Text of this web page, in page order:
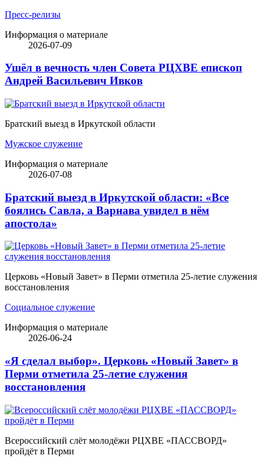
Пресс-релизы
Информация о материале
2026-07-09
Ушёл в вечность член Совета РЦХВЕ епископ
Андрей Васильевич Ивков
Братский выезд в Иркутской области
Мужское служение
Информация о материале
2026-07-08
Братский выезд в Иркутской области: «Все
боялись Савла, а Варнава увидел в нём
апостола»
Церковь «Новый Завет» в Перми отметила 25-летие служения
восстановления
Социальное служение
Информация о материале
2026-06-24
«Я сделал выбор». Церковь «Новый Завет» в
Перми отметила 25-летие служения
восстановления
Всероссийский слёт молодёжи РЦХВЕ «ПАССВОРД»
пройдёт в Перми